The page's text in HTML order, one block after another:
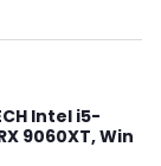
Intel i5-
9060XT, Win